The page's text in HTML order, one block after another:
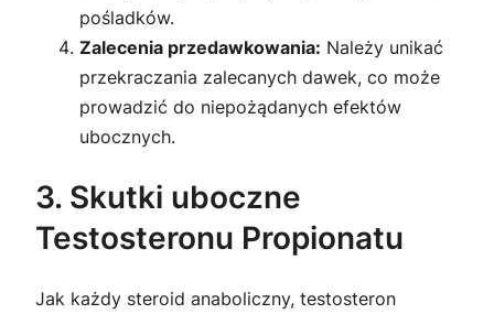
pośladków.
Zalecenia przedawkowania: Należy unikać
przekraczania zalecanych dawek, co może
prowadzić do niepożądanych efektów
ubocznych.
3. Skutki uboczne
Testosteronu Propionatu
Jak każdy steroid anaboliczny, testosteron